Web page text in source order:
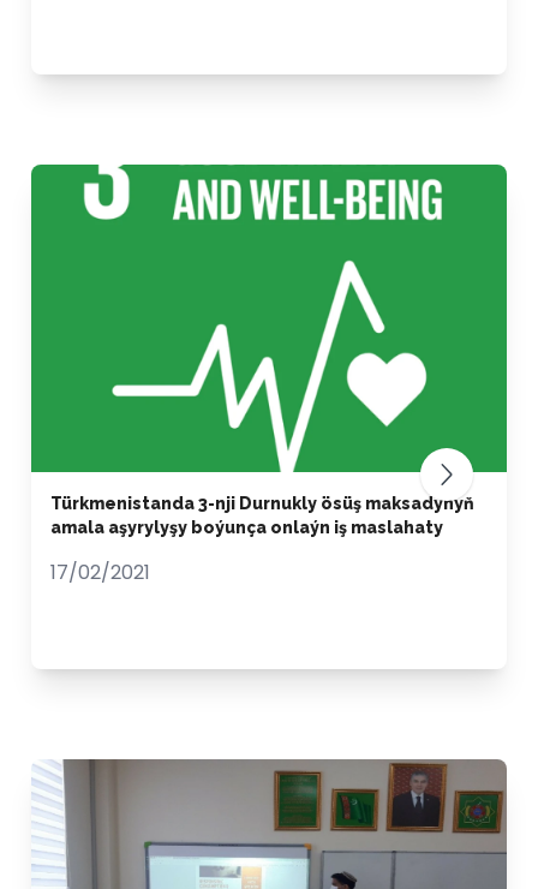
Türkmenistanda 3-nji Durnukly ösüş maksadynyň
amala aşyrylyşy boýunça onlaýn iş maslahaty
17/02/2021